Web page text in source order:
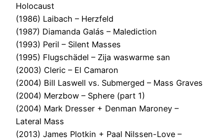
Holocaust
(1986) Laibach – Herzfeld
(1987) Diamanda Galás – Malediction
(1993) Peril – Silent Masses
(1995) Flugschädel – Zija waswarme san
(2003) Cleric – El Camaron
(2004) Bill Laswell vs. Submerged – Mass Graves
(2004) Merzbow – Sphere (part 1)
(2004) Mark Dresser + Denman Maroney –
Lateral Mass
(2013) James Plotkin + Paal Nilssen-Love –